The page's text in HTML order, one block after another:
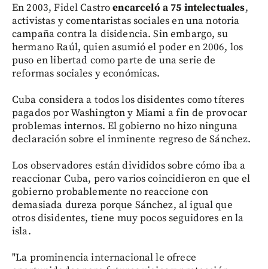
En 2003, Fidel Castroencarceló a 75 intelectuales,
activistas y comentaristas sociales en una notoria
campaña contra la disidencia. Sin embargo, su
hermano Raúl, quien asumió el poder en 2006, los
puso en libertad como parte de una serie de
reformas sociales y económicas.
Cuba considera a todos los disidentes como títeres
pagados por Washington y Miami a fin de provocar
problemas internos. El gobierno no hizo ninguna
declaración sobre el inminente regreso de Sánchez.
Los observadores están divididos sobre cómo iba a
reaccionar Cuba, pero varios coincidieron en que el
gobierno probablemente no reaccione con
demasiada dureza porque Sánchez, al igual que
otros disidentes, tiene muy pocos seguidores en la
isla.
"La prominencia internacional le ofrece